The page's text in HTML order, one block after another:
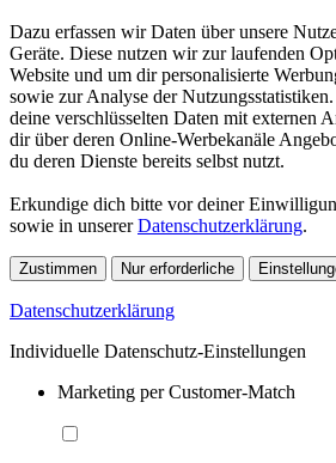
Dazu erfassen wir Daten über unsere
Geräte. Diese nutzen wir zur laufenden
Website und um dir personalisierte
sowie zur Analyse der
deine verschlüsselten Daten mit externen
dir über deren Online-Werbekanäle
du deren Dienste bereits selbst nutzt.
Erkundige dich bitte vor deiner
sowie in unsererDatenschutzerklärung.
Zustimmen Nur erforderliche
Datenschutzerklärung
Individuelle Datenschutz-Einstellungen
Marketing per Customer-Match